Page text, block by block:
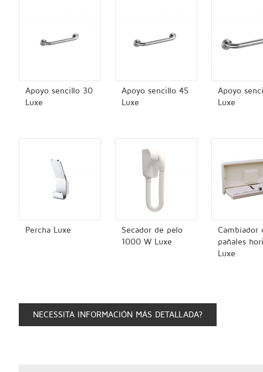
Apoyo sencillo 30
Luxe
Apoyo sencillo 45
Luxe
Apoyo
Luxe
Percha Luxe
Secador de pelo
1000 W Luxe
Cambiador
pañales
Luxe
NECESSITA INFORMACIÓN MÁS DETALLADA?